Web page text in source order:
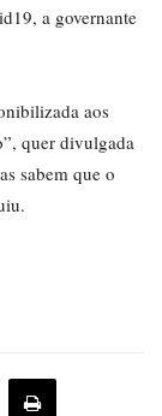
a governante
aos
quer divulgada
sabem que o